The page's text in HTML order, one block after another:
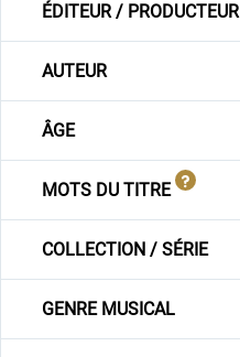
ÉDITEUR / PRODUCTEUR
AUTEUR
ÂGE
MOTS DU TITRE
COLLECTION / SÉRIE
GENRE MUSICAL